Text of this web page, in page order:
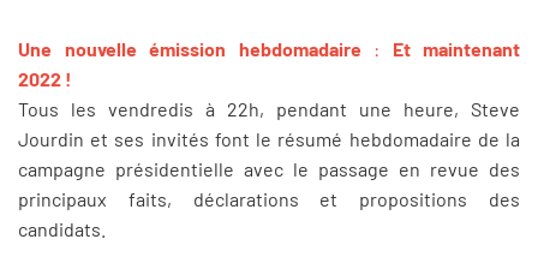
Une nouvelle émission hebdomadaire : Et maintenant
2022 !
Tous les vendredis à 22h, pendant une heure, Steve
Jourdin et ses invités font le résumé hebdomadaire de la
campagne présidentielle avec le passage en revue des
principaux faits, déclarations et propositions des
candidats.